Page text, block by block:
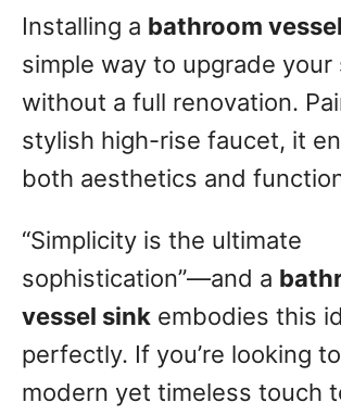
Installing a bathroom
simple way to upgrade your
without a full renovation.
stylish high-rise faucet, it
both aesthetics and
“Simplicity is the ultimate
sophistication”—and a
vessel sink embodies this
perfectly. If you’re looking
modern yet timeless touch